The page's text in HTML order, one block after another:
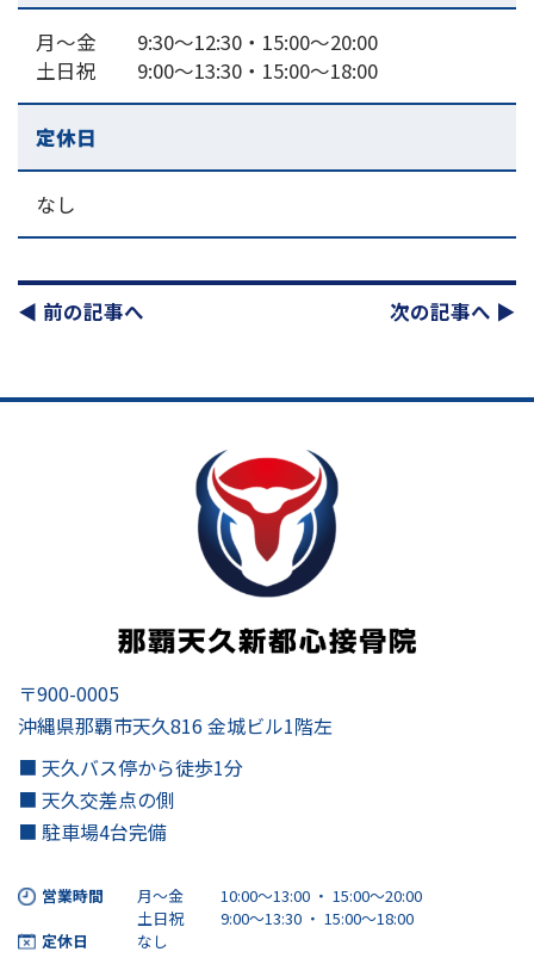
月～金 9:30～12:30・15:00〜20:00
土日祝 9:00～13:30・15:00〜18:00
定休日
なし
◀︎ 前の記事へ 次の記事へ ▶︎
〒900-0005
沖縄県那覇市天久816 金城ビル1階左
■ 天久バス停から徒歩1分
■ 天久交差点の側
■ 駐車場4台完備
営業時間 月～金
10:00～13:00 ・ 15:00〜20:00
土日祝
9:00～13:30 ・ 15:00〜18:00
定休日
なし